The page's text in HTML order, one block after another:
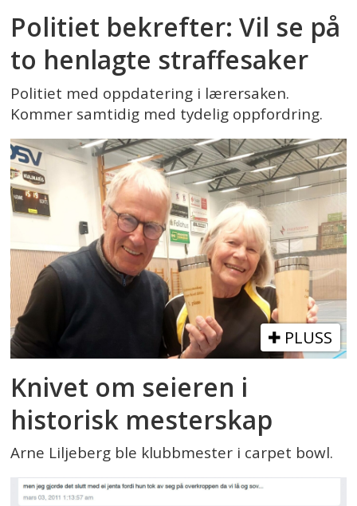
Politiet bekrefter: Vil se på
to henlagte straffesaker
Politiet med oppdatering i lærersaken.
Kommer samtidig med tydelig oppfordring.
PLUSS
Knivet om seieren i
historisk mesterskap
Arne Liljeberg ble klubbmester i carpet bowl.